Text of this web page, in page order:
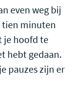
even weg bij
tien minuten
je hoofd te
hebt gedaan.
pauzes zijn er